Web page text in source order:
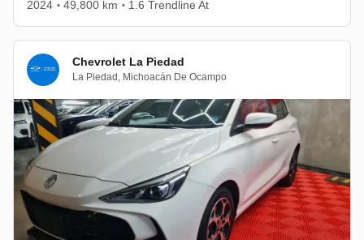
2024 • 49,800 km • 1.6 Trendline At
Chevrolet La Piedad
La Piedad , Michoacán De Ocampo